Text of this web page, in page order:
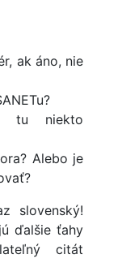
ak áno, nie
tu niekto
Alebo je
slovenský!
ďalšie ťahy
citát